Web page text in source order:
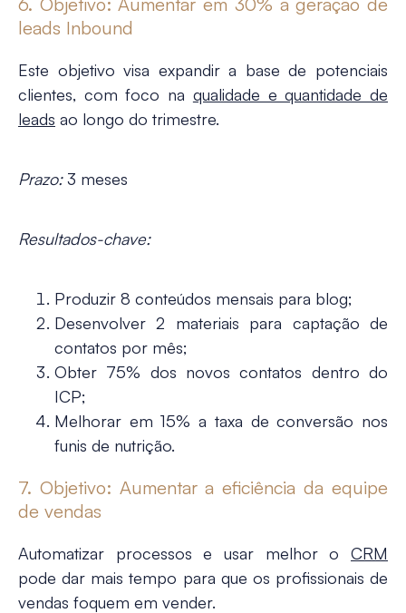
leads Inbound
Este objetivo visa expandir a base de potenciais
clientes, com foco na qualidade e quantidade de
leads ao longo do trimestre.
Prazo:3 meses
Resultados-chave:
Produzir 8 conteúdos mensais para blog;
Desenvolver 2 materiais para captação de
contatos por mês;
Obter 75% dos novos contatos dentro do
ICP;
Melhorar em 15% a taxa de conversão nos
funis de nutrição.
7. Objetivo: Aumentar a eficiência da equipe
de vendas
Automatizar processos e usar melhor o CRM
pode dar mais tempo para que os profissionais de
vendas foquem em vender.